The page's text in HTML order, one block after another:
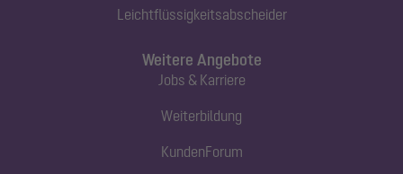
Leichtflüssigkeitsabscheider
Weitere Angebote
Jobs & Karriere
Weiterbildung
KundenForum